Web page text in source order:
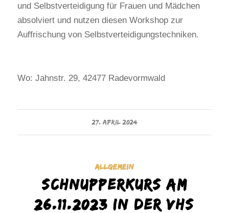
und Selbstverteidigung für Frauen und Mädchen
absolviert und nutzen diesen Workshop zur
Auffrischung von Selbstverteidigungstechniken.
Wo: Jahnstr. 29, 42477 Radevormwald
27. APRIL 2024
ALLGEMEIN
Schnupperkurs am
26.11.2023 in der VHS